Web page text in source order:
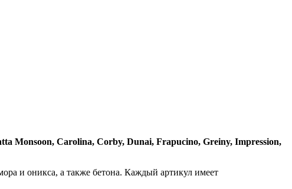
Monsoon, Carolina, Corby, Dunai, Frapucino, Greiny, Impression,
и оникса, а также бетона. Каждый артикул имеет